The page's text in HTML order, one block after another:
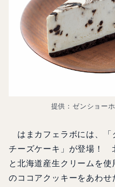
提供：ゼンショー
はまカフェラボには、「
チーズケーキ」が登場！
と北海道産生クリームを
のココアクッキーをあわ